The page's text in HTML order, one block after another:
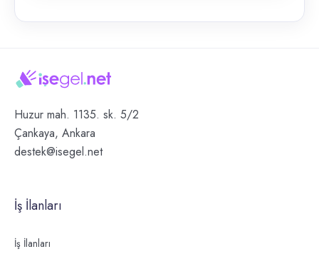
Huzur mah. 1135. sk. 5/2
Çankaya, Ankara
destek@isegel.net
İş İlanları
İş İlanları